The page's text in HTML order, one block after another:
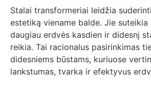
Stalai transformeriai leidžia
estetiką viename balde. Jie
daugiau erdvės kasdien ir didesnį
reikia. Tai racionalus pasirinkimas
didesniems būstams, kuriuose
lankstumas, tvarka ir efektyvus